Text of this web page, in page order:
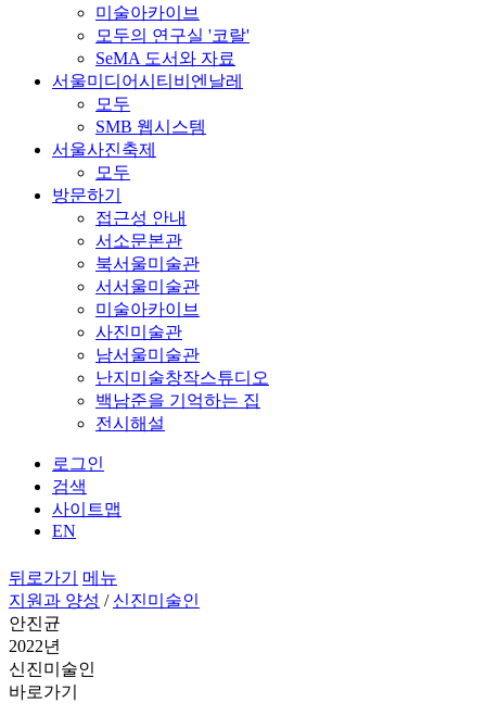
미술아카이브
모두의 연구실 '코랄'
SeMA 도서와 자료
서울미디어시티비엔날레
모두
SMB 웹시스템
서울사진축제
모두
방문하기
접근성 안내
서소문본관
북서울미술관
서서울미술관
미술아카이브
사진미술관
남서울미술관
난지미술창작스튜디오
백남준을 기억하는 집
전시해설
로그인
검색
사이트맵
EN
뒤로가기
메뉴
지원과 양성 / 신진미술인
안진균
2022년
신진미술인
바로가기